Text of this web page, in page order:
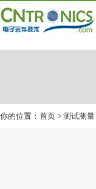
你的位置： 首页 > 测试测量